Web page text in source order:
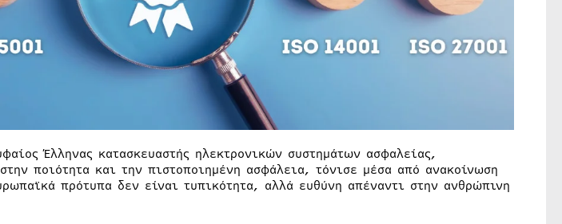
Έλληνας κατασκευαστής ηλεκτρονικών συστημάτων ασφαλείας,
ποιότητα και την πιστοποιημένη ασφάλεια, τόνισε μέσα από ανακοίνωση
πρότυπα δεν είναι τυπικότητα, αλλά ευθύνη απέναντι στην ανθρώπινη